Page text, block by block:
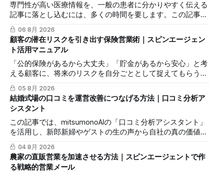
専門性が高い医療情報を、一般の患者に分かりやすく伝える
記事に落とし込むには、多くの時間を要します。この記事で
は、mitsumonoAIの「ブログ記事作成ワークフロー」を活用
し、SEOに配慮した質の高いブログ記事を効率的に作成し、
発信力を最大化する方法を解説します。
06 8月 2026
顧客の潜在リスクを引き出す保険営業術｜スピンエージェン
ト活用マニュアル
「公的保険があるから大丈夫」「貯金があるから安心」と考
える顧客に、将来のリスクを自分ごととして捉えてもらうの
は簡単ではありません。この記事では、mitsumonoAIの「ス
ピンエージェント」を活用し、顧客の反論すらも対話の糸口
に変え、納得感を高めて成約に繋げる具体的な3つのステッ
プを解説します。
05 8月 2026
結婚式場の口コミを運営改善につなげる方法｜口コミ分析ア
シスタント
この記事では、mitsumonoAIの「口コミ分析アシスタント」
を活用し、新郎新婦やゲストの生の声から自社の真の価値を
抽出し、来館予約率（CVR）を向上させる具体的な3つのス
テップを解説します。
04 8月 2026
農家の直販営業を加速させる方法｜スピンエージェントで作
る戦略的営業メール